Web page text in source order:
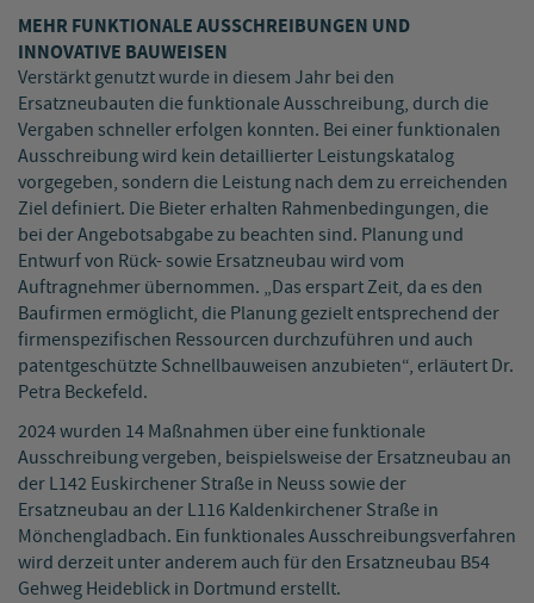
MEHR FUNKTIONALE AUSSCHREIBUNGEN UND
INNOVATIVE BAUWEISEN
Verstärkt genutzt wurde in diesem Jahr bei den
Ersatzneubauten die funktionale Ausschreibung, durch die
Vergaben schneller erfolgen konnten. Bei einer funktionalen
Ausschreibung wird kein detaillierter Leistungskatalog
vorgegeben, sondern die Leistung nach dem zu erreichenden
Ziel definiert. Die Bieter erhalten Rahmenbedingungen, die
bei der Angebotsabgabe zu beachten sind. Planung und
Entwurf von Rück- sowie Ersatzneubau wird vom
Auftragnehmer übernommen. „Das erspart Zeit, da es den
Baufirmen ermöglicht, die Planung gezielt entsprechend der
firmenspezifischen Ressourcen durchzuführen und auch
patentgeschützte Schnellbauweisen anzubieten“, erläutert Dr.
Petra Beckefeld.
2024 wurden 14 Maßnahmen über eine funktionale
Ausschreibung vergeben, beispielsweise der Ersatzneubau an
der L142 Euskirchener Straße in Neuss sowie der
Ersatzneubau an der L116 Kaldenkirchener Straße in
Mönchengladbach. Ein funktionales Ausschreibungsverfahren
wird derzeit unter anderem auch für den Ersatzneubau B54
Gehweg Heideblick in Dortmund erstellt.